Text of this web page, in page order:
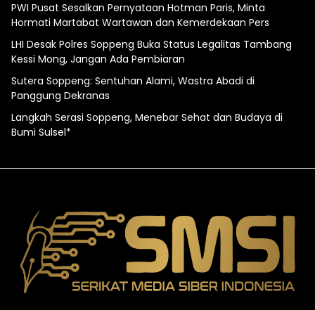
PWI Pusat Sesalkan Pernyataan Hotman Paris, Minta
Hormati Martabat Wartawan dan Kemerdekaan Pers
LHI Desak Polres Soppeng Buka Status Legalitas Tambang
Kessi Mong, Jangan Ada Pembiaran
Sutera Soppeng: Sentuhan Alami, Wastra Abadi di
Panggung Dekranas
Langkah Serasi Soppeng, Menebar Sehat dan Budaya di
Bumi Sulsel*